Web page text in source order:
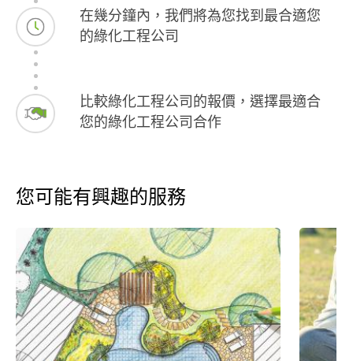
在幾分鐘內，我們將為您找到最合適您
的綠化工程公司
比較綠化工程公司的報價，選擇最適合
您的綠化工程公司合作
您可能有興趣的服務